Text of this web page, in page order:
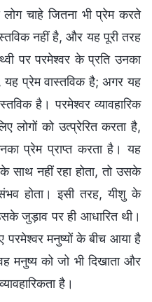
चाहे जितना भी प्रेम करते
नहीं है, और यह पूरी तरह
पर परमेश्वर के प्रति उनका
यह प्रेम वास्तविक है; अगर यह
है। परमेश्वर व्यावहारिक
लोगों को उत्प्रेरित करता है,
प्रेम प्राप्त करता है। यह
नहीं रहा होता, तो उसके
होता। इसी तरह, यीशु के
जुड़ाव पर ही आधारित थी।
परमेश्वर मनुष्यों के बीच आया है
को जो भी दिखाता और
है।